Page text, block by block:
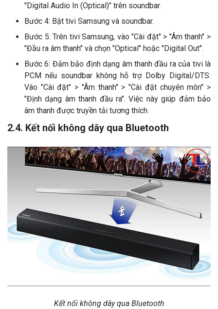
"Digital Audio In (Optical)" trên soundbar.
Bước 4: Bật tivi Samsung và soundbar.
Bước 5: Trên tivi Samsung, vào "Cài đặt" > "Âm thanh" >
"Đầu ra âm thanh" và chọn "Optical" hoặc "Digital Out".
Bước 6: Đảm bảo định dạng âm thanh đầu ra của tivi là
PCM nếu soundbar không hỗ trợ Dolby Digital/DTS:
Vào "Cài đặt" > "Âm thanh" > "Cài đặt chuyên môn" >
"Định dạng âm thanh đầu ra". Việc này giúp đảm bảo
âm thanh được truyền tải tương thích.
2.4. Kết nối không dây qua Bluetooth
Kết nối không dây qua Bluetooth